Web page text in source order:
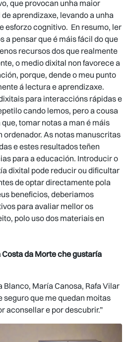
que provocan unha maior
aprendizaxe, levando a unha
esforzo cognitivo. En resumo, ler
a pensar que é máis fácil do que
recursos dos que realmente
o medio dixital non favorece a
porque, dende o meu punto
á lectura e aprendizaxe.
para interaccións rápidas e
cando lemos, pero a cousa
tomar notas a man é máis
ordenador. As notas manuscritas
e estes resultados teñen
para a educación. Introducir o
dixital pode reducir ou dificultar
de optar directamente pola
beneficios, deberiamos
para avaliar mellor os
polo uso dos materiais en
da Morte che gustaría
Blanco, María Canosa, Rafa Vilar
seguro que me quedan moitas
aconsellar e por descubrir.”